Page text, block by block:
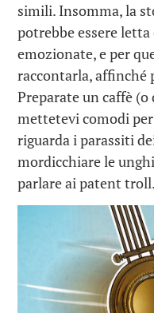
simili. Insomma, la
potrebbe essere
emozionate, e per
raccontarla, affinché
Preparate un caffè
mettetevi comodi
riguarda i parassiti
mordicchiare le
parlare ai patent